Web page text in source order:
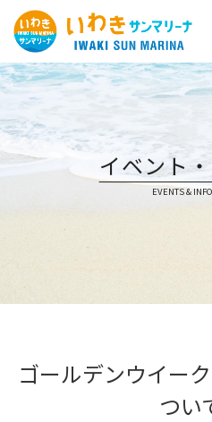
Skip
content
イベント
EVENTS &
ゴールデンウイー
つい